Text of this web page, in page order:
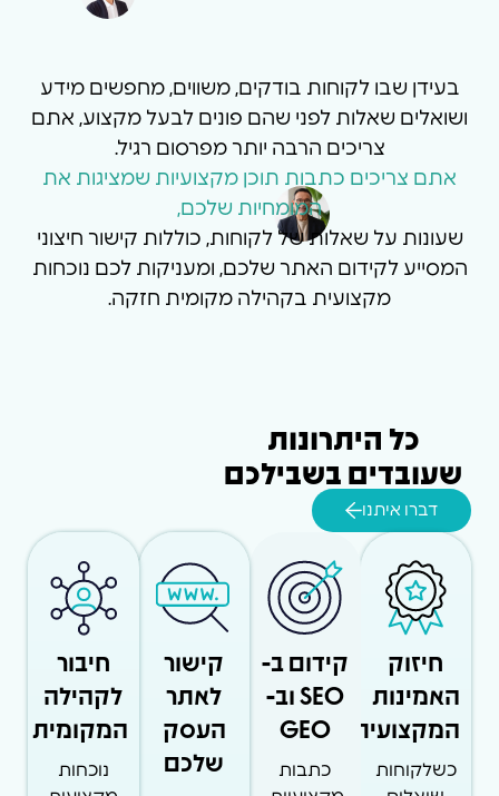
בעידן שבו לקוחות בודקים, משווים, מחפשים מידע
ושואלים שאלות לפני שהם פונים לבעל מקצוע, אתם
צריכים הרבה יותר מפרסום רגיל.
אתם צריכים כתבות תוכן מקצועיות שמציגות את
המומחיות שלכם,
שעונות על שאלות של לקוחות, כוללות קישור חיצוני
המסייע לקידום האתר שלכם, ומעניקות לכם נוכחות
מקצועית בקהילה מקומית חזקה.
כל היתרונות
שעובדים בשבילכם
דברו איתנו
חיזוק
האמינות
המקצועית
כשלקוחות
קידום ב-
SEO וב-
GEO
כתבות
קישור
לאתר
העסק
שלכם
חיבור
לקהילה
המקומית
נוכחות